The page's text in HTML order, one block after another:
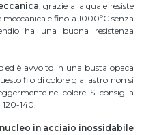
, grazie alla quale resiste
e fino a 1000ºC senza
ha una buona resistenza
è avvolto in una busta opaca
filo di colore giallastro non si
nel colore. Si consiglia
140.
nucleo in acciaio inossidabile